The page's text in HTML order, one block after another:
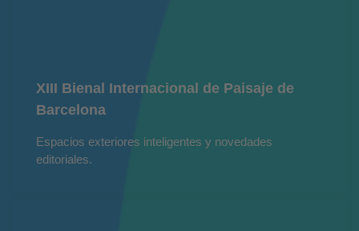
XIII Bienal Internacional de Paisaje de
Barcelona
Espacios exteriores inteligentes y novedades
editoriales.